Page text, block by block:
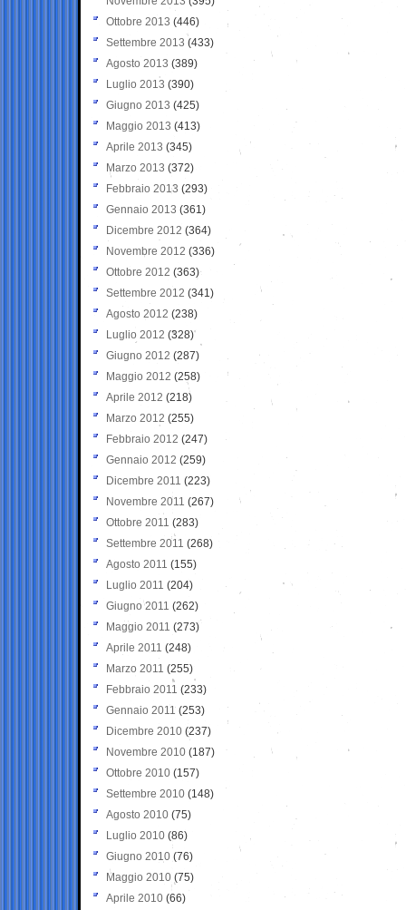
Ottobre 2013 (446)
Settembre 2013 (433)
Agosto 2013 (389)
Luglio 2013 (390)
Giugno 2013 (425)
Maggio 2013 (413)
Aprile 2013 (345)
Marzo 2013 (372)
Febbraio 2013 (293)
Gennaio 2013 (361)
Dicembre 2012 (364)
Novembre 2012 (336)
Ottobre 2012 (363)
Settembre 2012 (341)
Agosto 2012 (238)
Luglio 2012 (328)
Giugno 2012 (287)
Maggio 2012 (258)
Aprile 2012 (218)
Marzo 2012 (255)
Febbraio 2012 (247)
Gennaio 2012 (259)
Dicembre 2011 (223)
Novembre 2011 (267)
Ottobre 2011 (283)
Settembre 2011 (268)
Agosto 2011 (155)
Luglio 2011 (204)
Giugno 2011 (262)
Maggio 2011 (273)
Aprile 2011 (248)
Marzo 2011 (255)
Febbraio 2011 (233)
Gennaio 2011 (253)
Dicembre 2010 (237)
Novembre 2010 (187)
Ottobre 2010 (157)
Settembre 2010 (148)
Agosto 2010 (75)
Luglio 2010 (86)
Giugno 2010 (76)
Maggio 2010 (75)
Aprile 2010 (66)